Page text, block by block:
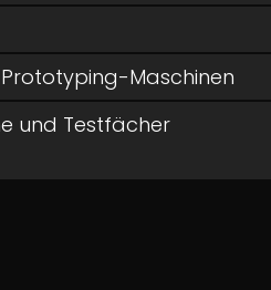
Maschinen
und Testfächer